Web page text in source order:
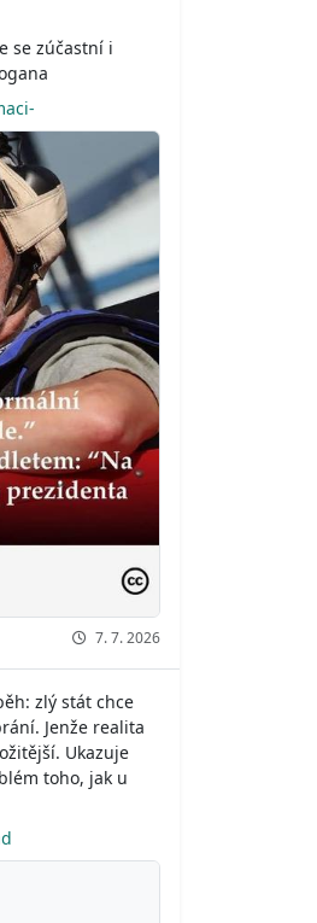
se zúčastní i
7. 7. 2026
zlý stát chce
Jenže realita
Ukazuje
toho, jak u